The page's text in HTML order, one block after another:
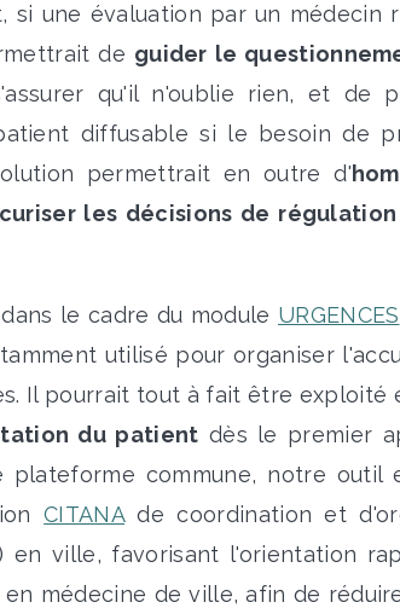
si une évaluation par un médecin
de guider le
qu'il n'oublie rien, et de
diffusable si le besoin de
permettrait en outre d'
les décisions de régulation
le cadre du module URGENCES
utilisé pour organiser
Il pourrait tout à fait être exploité
du patient dès le premier
plateforme commune, notre outil
CITANAde coordination et
en ville, favorisant l'orientation
médecine de ville, afin de